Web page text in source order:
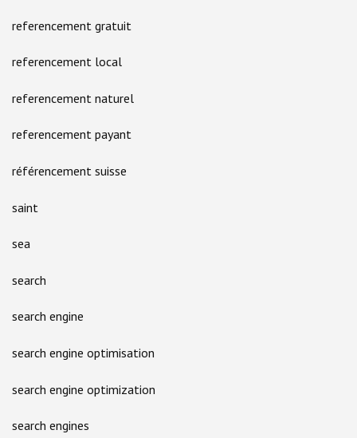
referencement gratuit
referencement local
referencement naturel
referencement payant
référencement suisse
saint
sea
search
search engine
search engine optimisation
search engine optimization
search engines